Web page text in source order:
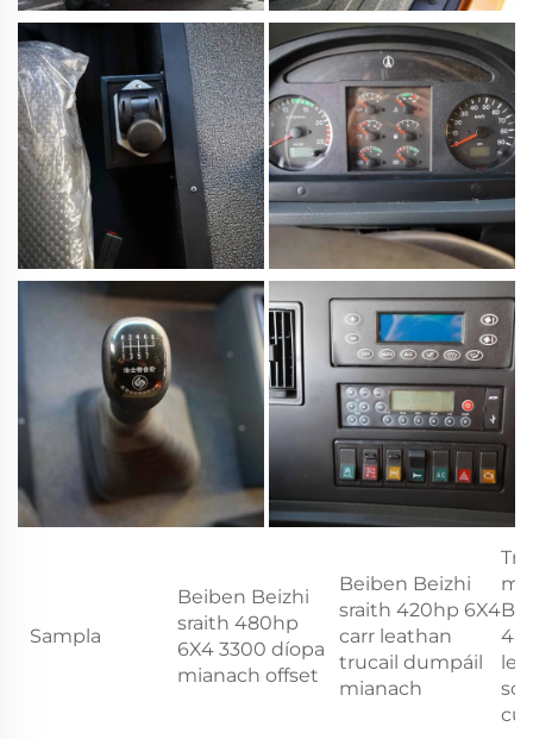
Sampla
Beiben Beizhi
sraith 480hp
6X4 3300 díopa
mianach offset
Beiben Beizhi
sraith 420hp 6X4
carr leathan
trucail dumpáil
mianach